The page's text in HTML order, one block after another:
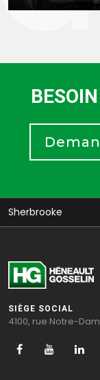
Sherbrooke
SIÈGE SOCIAL
4100, rue Notre-